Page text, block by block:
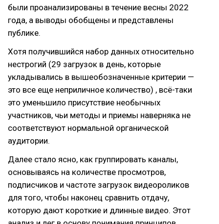
были проанализированы в течение весны 2022
года, а выводы обобщены и представлены
публике.
Хотя получившийся набор данных относительно
нестрогий (29 загрузок в день, которые
укладывались в вышеобозначенные критерии —
это все еще неприличное количество) , всё-таки
это уменьшило присутствие необычных
участников, чьи методы и приемы наверняка не
соответствуют нормальной органической
аудитории.
Далее стало ясно, как группировать каналы,
основываясь на количестве просмотров,
подписчиков и частоте загрузок видеороликов
для того, чтобы наконец сравнить отдачу,
которую дают короткие и длинные видео. Этот